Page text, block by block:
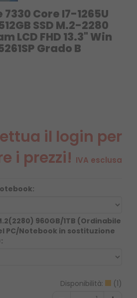
7330 Core I7-1265U
SSD M.2-2280
LCD FHD 13.3" Win
Grado B
il login per
i prezzi! IVA esclusa
960GB/1TB (Ordinabile
PC/Notebook in sostituzione
Disponibilità: (1)